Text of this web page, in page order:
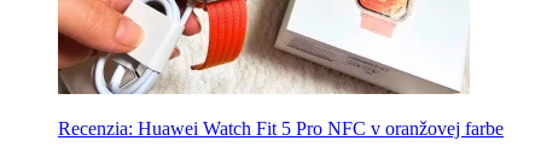
Recenzia: Huawei Watch Fit 5 Pro NFC v oranžovej farbe